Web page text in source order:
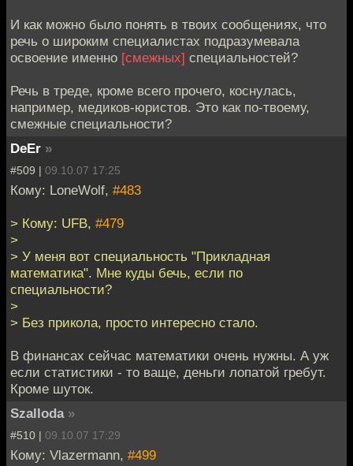
И как можно было понять в твоих сообщениях, что
речь о широким специалистах подразумевала
освоение именно [смежных] специальностей?
Речь в треде, кроме всего прочего, коснулась,
например, медиков-юристов. Это как по-твоему,
смежные специальности?
DeEr »
#509 | 09.10.07 17:25
Кому: LoneWolf, #483
> Кому: UFB, #479
>
> У меня вот специальность "Прикладная
математика". Мне куды бечь, если по
специальности?
>
> Без прикола, просто интересно стало.
В финансах сейчас математики очень нужны. А уж
если статистики - то ваще, деньги лопатой гребут.
Кроме шуток.
Szalloda »
#510 | 09.10.07 17:29
Кому: Vlazermann, #499